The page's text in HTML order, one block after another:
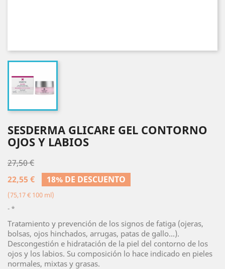
SESDERMA GLICARE GEL CONTORNO
OJOS Y LABIOS
27,50 €
22,55 €
18% DE DESCUENTO
(75,17 € 100 ml)
*
Tratamiento y prevención de los signos de fatiga (ojeras,
bolsas, ojos hinchados, arrugas, patas de gallo...).
Descongestión e hidratación de la piel del contorno de los
ojos y los labios. Su composición lo hace indicado en pieles
normales, mixtas y grasas.